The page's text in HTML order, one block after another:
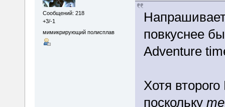
Сообщений: 218
+3/-1
мимикрирующий полисплав
повкуснее
Adventure
Хотя
поскольку